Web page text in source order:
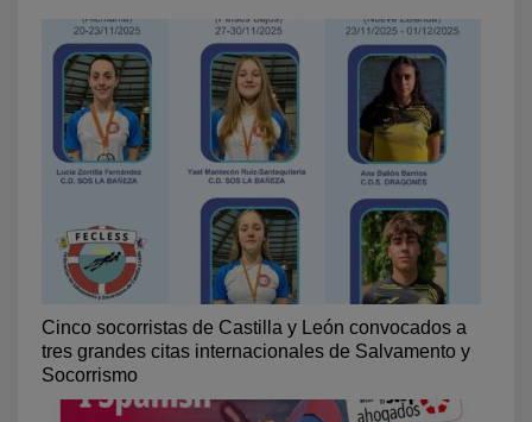
Cinco socorristas de Castilla y León convocados a
tres grandes citas internacionales de Salvamento y
Socorrismo